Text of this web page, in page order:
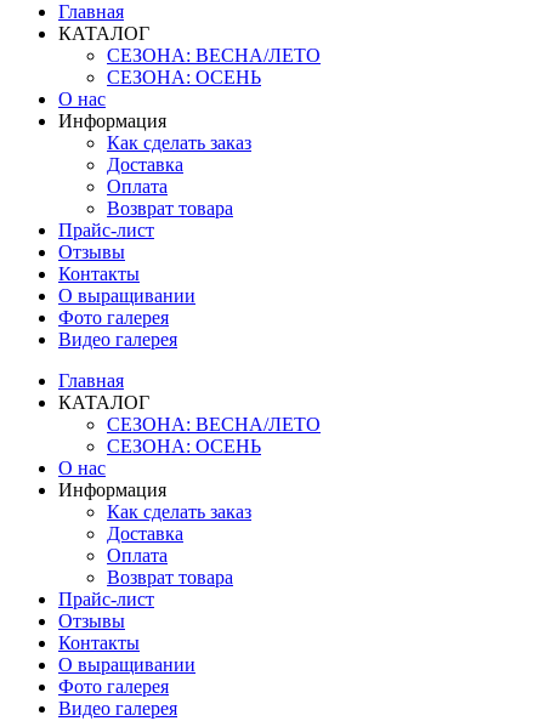
Главная
КАТАЛОГ
СЕЗОНА: ВЕСНА/ЛЕТО
СЕЗОНА: ОСЕНЬ
О нас
Информация
Как сделать заказ
Доставка
Оплата
Возврат товара
Прайс-лист
Отзывы
Контакты
О выращивании
Фото галерея
Видео галерея
Главная
КАТАЛОГ
СЕЗОНА: ВЕСНА/ЛЕТО
СЕЗОНА: ОСЕНЬ
О нас
Информация
Как сделать заказ
Доставка
Оплата
Возврат товара
Прайс-лист
Отзывы
Контакты
О выращивании
Фото галерея
Видео галерея